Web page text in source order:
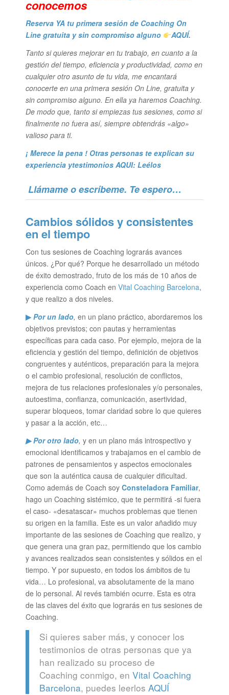
conocemos
Reserva YA tu primera sesión de Coaching On
Line gratuita y sin compromiso alguno
AQUÍ.
Tanto si quieres mejorar en tu trabajo, en cuanto a la
gestión del tiempo, eficiencia y productividad, como en
cualquier otro asunto de tu vida, me encantará
conocerte en una primera sesión On Line, gratuita y
sin compromiso alguno. En ella ya haremos Coaching.
De modo que, tanto si empiezas tus sesiones, como si
finalmente no fuera así, siempre obtendrás «algo»
valioso para ti.
¡ Merece la pena ! Otras personas te explican su
experiencia ytestimonios AQUI: Leélos
Llámame o escríbeme. Te espero…
Cambios sólidos y consistentes
en el tiempo
Con tus sesiones de Coaching lograrás avances
únicos. ¿Por qué? Porque he desarrollado un método
de éxito demostrado, fruto de los más de 10 años de
experiencia como Coach en Vital Coaching Barcelona,
y que realizo a dos niveles.
▶Por un lado, en un plano práctico, abordaremos los
objetivos previstos; con pautas y herramientas
específicas para cada caso. Por ejemplo, mejora de la
eficiencia y gestión del tiempo, definición de objetivos
congruentes y auténticos, preparación para la mejora
o el cambio profesional, resolución de conflictos,
mejora de tus relaciones profesionales y/o personales,
autoestima, confianza, comunicación, asertividad,
superar bloqueos, tomar claridad sobre lo que quieres
y pasar a la acción, etc…
▶ Por otro lado, y en un plano más introspectivo y
emocional identificamos y trabajamos en el cambio de
patrones de pensamientos y aspectos emocionales
que son la auténtica causa de cualquier dificultad.
Como además de Coach soy Consteladora Familiar,
hago un Coaching sistémico, que te permitirá -si fuera
el caso- «desatascar» muchos problemas que tienen
su origen en la familia. Este es un valor añadido muy
importante de las sesiones de Coaching que realizo, y
que genera una gran paz, permitiendo que los cambio
y avances realizados sean consistentes y sólidos en el
tiempo. Y por supuesto, en todos los ámbitos de tu
vida… Lo profesional, va absolutamente de la mano
de lo personal. Al revés también ocurre. Esta es otra
de las claves del éxito que lograrás en tus sesiones de
Coaching.
Si quieres saber más, y conocer los
testimonios de otras personas que ya
han realizado su proceso de
Coaching conmigo, en Vital Coaching
Barcelona, puedes leerlos AQUÍ